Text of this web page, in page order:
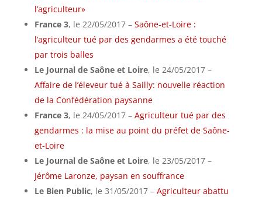
l’agriculteur»
France 3, le 22/05/2017 – Saône-et-Loire :
l’agriculteur tué par des gendarmes a été touché
par trois balles
Le Journal de Saône et Loire, le 24/05/2017 –
Affaire de l’éleveur tué à Sailly: nouvelle réaction
de la Confédération paysanne
France 3, le 24/05/2017 – Agriculteur tué par des
gendarmes : la mise au point du préfet de Saône-
et-Loire
Le Journal de Saône et Loire, le 23/05/2017 –
Jérôme Laronze, paysan en souffrance
Le Bien Public, le 31/05/2017 – Agriculteur abattu